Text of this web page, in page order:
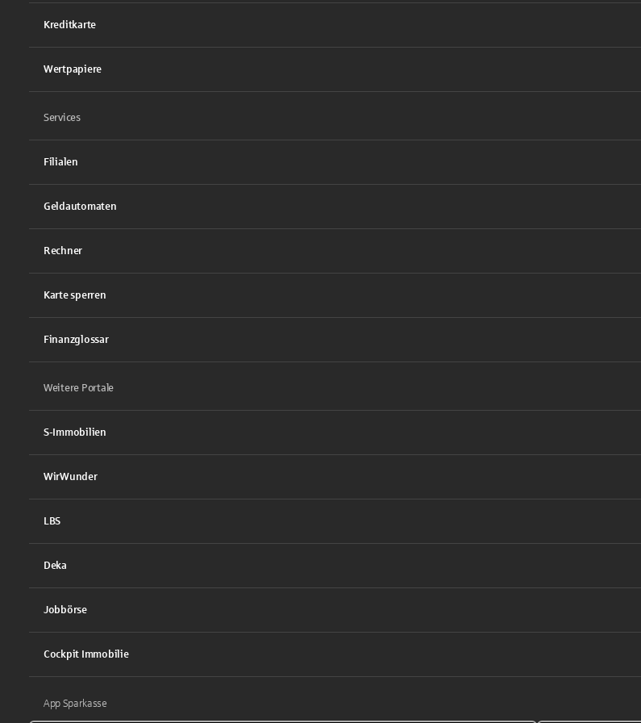
Kreditkarte
Wertpapiere
Services
Filialen
Geldautomaten
Rechner
Karte sperren
Finanzglossar
Weitere Portale
S-Immobilien
WirWunder
LBS
Deka
Jobbörse
Cockpit Immobilie
App Sparkasse